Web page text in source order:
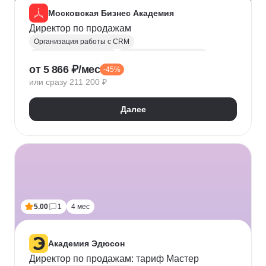
Московская Бизнес Академия
Директор по продажам
Организация работы с CRM
B2B-продажи
PEST-анализ
Воронка продаж
Лидерство
Руководитель
Управление персоналом
Топ менеджмент
от 5 866 ₽/мес -45%
или сразу 211 200 ₽
Далее
5.00 1 4 мес
Академия Эдюсон
Директор по продажам: тариф Мастер